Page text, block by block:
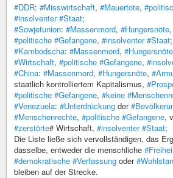
#DDR: #Misswirtschaft, #Mauertote,
#insolventer #Staat;
#Sowjetunion: #Massenmord, #Hungersnöte,
#politische #Gefangene, #insolventer #Staat;
#Kambodscha: #Massenmord, #Hungersnöte
#Wirtschaft, #politische #Gefangene,
#China: #Massenmord, #Hungersnöte,
staatlich kontrolliertem Kapitalismus,
#politische #Gefangene, #keine
#Venezuela: #Unterdrückung der
#Menschenrechte, #politische #Gefangene,
#zerstörte# Wirtschaft, #insolventer #Staat;
Die Liste ließe sich vervollständigen, das
dasselbe, entweder die menschliche
#demokratische #Verfassung oder
bleiben auf der Strecke.